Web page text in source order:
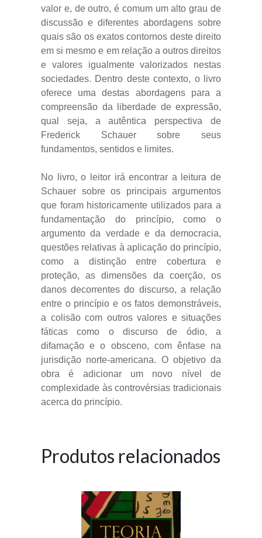
valor e, de outro, é comum um alto grau de
discussão e diferentes abordagens sobre
quais são os exatos contornos deste direito
em si mesmo e em relação a outros direitos
e valores igualmente valorizados nestas
sociedades. Dentro deste contexto, o livro
oferece uma destas abordagens para a
compreensão da liberdade de expressão,
qual seja, a autêntica perspectiva de
Frederick Schauer sobre seus
fundamentos, sentidos e limites.
No livro, o leitor irá encontrar a leitura de
Schauer sobre os principais argumentos
que foram historicamente utilizados para a
fundamentação do princípio, como o
argumento da verdade e da democracia,
questões relativas à aplicação do princípio,
como a distinção entre cobertura e
proteção, as dimensões da coerção, os
danos decorrentes do discurso, a relação
entre o princípio e os fatos demonstráveis,
a colisão com outros valores e situações
fáticas como o discurso de ódio, a
difamação e o obsceno, com ênfase na
jurisdição norte-americana. O objetivo da
obra é adicionar um novo nível de
complexidade às controvérsias tradicionais
acerca do princípio.
Produtos relacionados